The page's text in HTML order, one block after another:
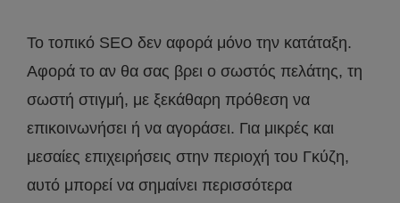
Το τοπικό SEO δεν αφορά μόνο την κατάταξη.
Αφορά το αν θα σας βρει ο σωστός πελάτης, τη
σωστή στιγμή, με ξεκάθαρη πρόθεση να
επικοινωνήσει ή να αγοράσει. Για μικρές και
μεσαίες επιχειρήσεις στην περιοχή του Γκύζη,
αυτό μπορεί να σημαίνει περισσότερα